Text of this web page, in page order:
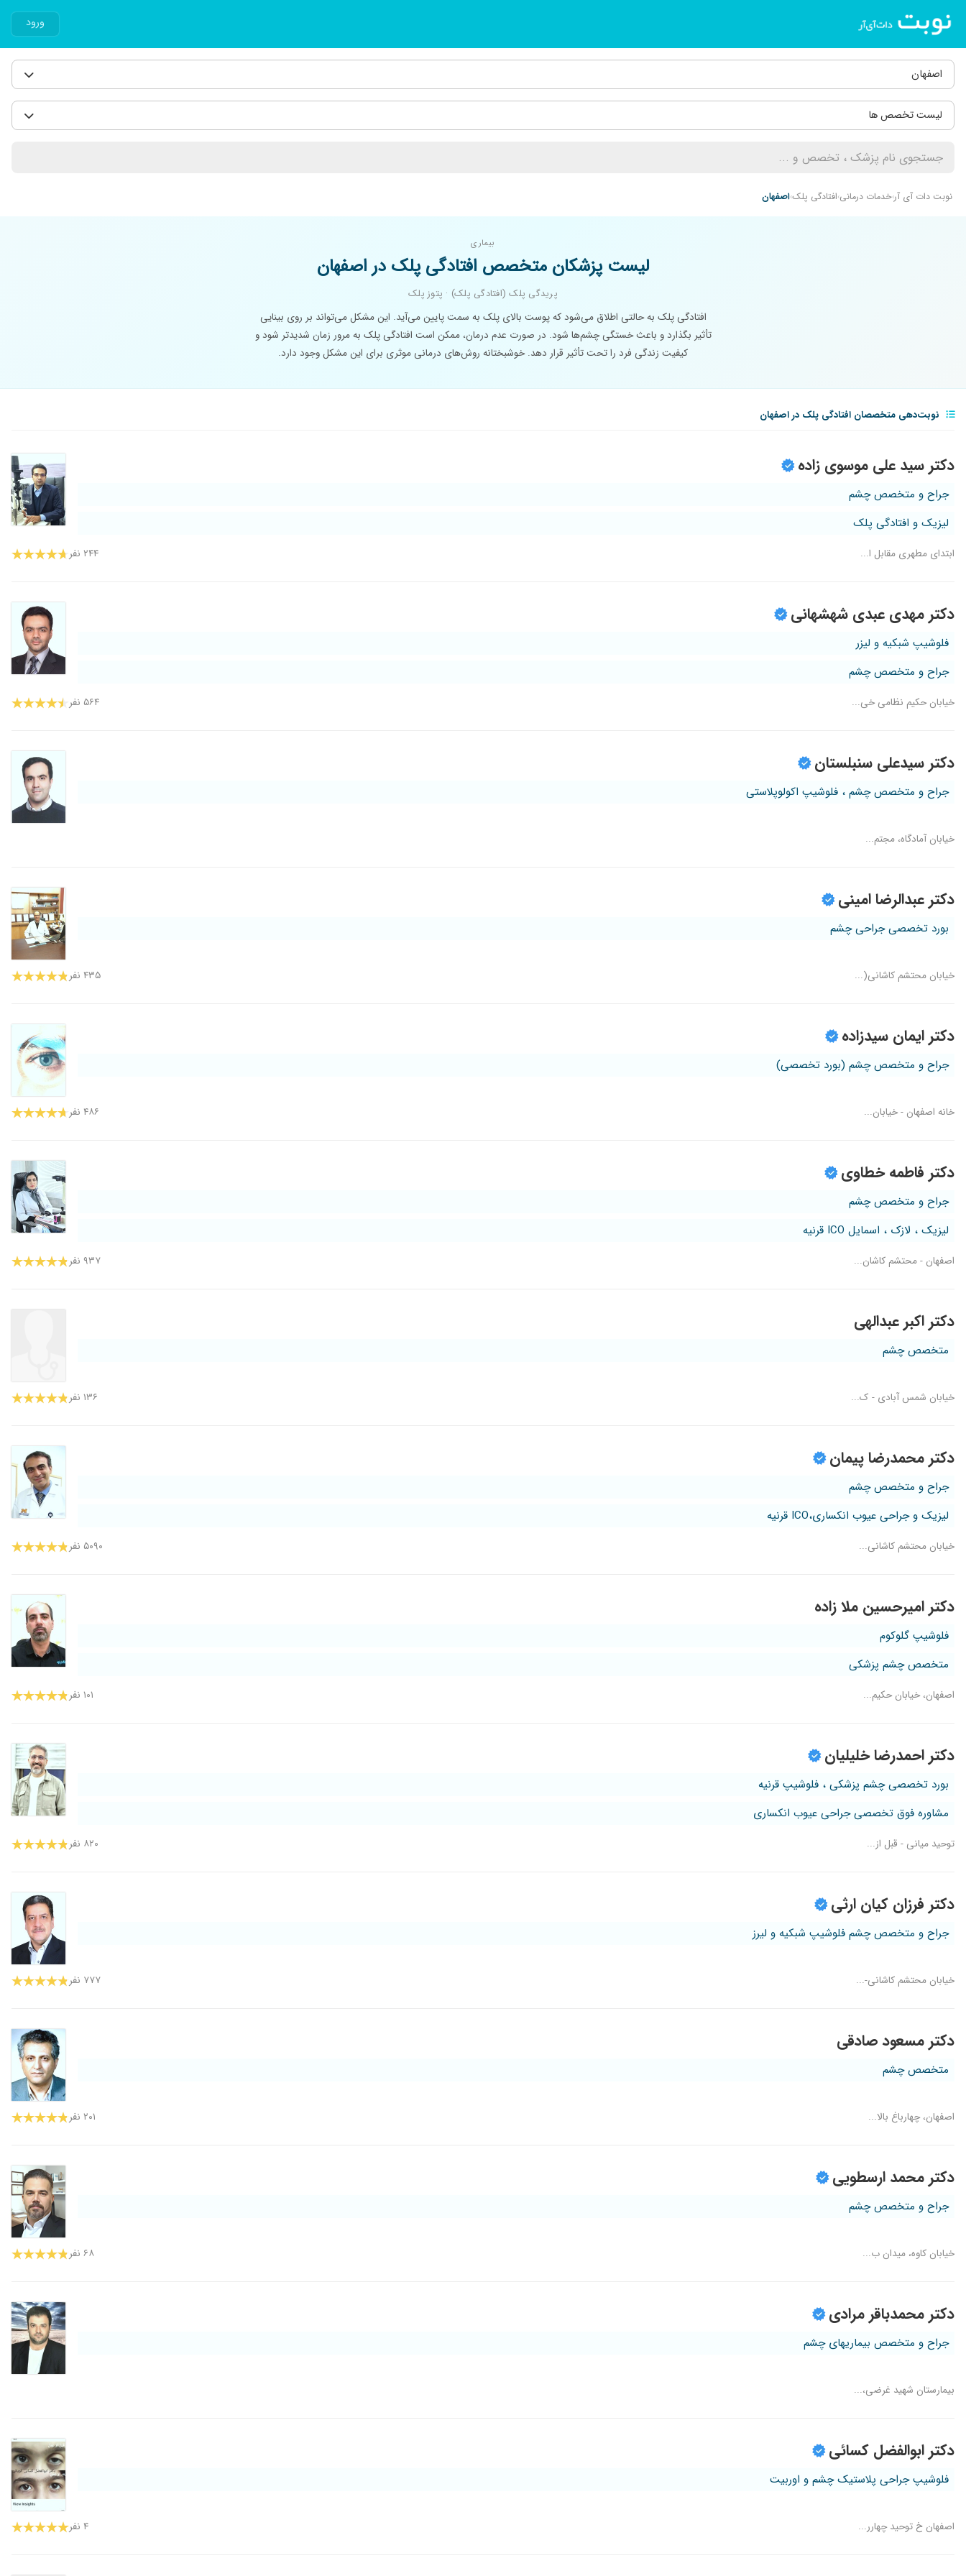
ورود
اصفهان
لیست تخصص ها
نوبت دات آی آرخدمات درمانی افتادگی پلکاصفهان
بیماری
لیست پزشکان متخصص افتادگی پلک در اصفهان
پریدگی پلک (افتادگی پلک) · پتوز پلک
افتادگی پلک به حالتی اطلاق می‌شود که پوست بالای پلک به سمت پایین می‌آید. این مشکل می‌تواند بر روی بینایی
تأثیر بگذارد و باعث خستگی چشم‌ها شود. در صورت عدم درمان، ممکن است افتادگی پلک به مرور زمان شدیدتر شود و
کیفیت زندگی فرد را تحت تأثیر قرار دهد. خوشبختانه روش‌های درمانی موثری برای این مشکل وجود دارد.
نوبت‌دهی متخصصان افتادگی پلک در اصفهان
دکتر سید علی موسوی زاده
جراح و متخصص چشم
لیزیک و افتادگی پلک
ابتدای مطهری مقابل ا... ۲۴۴ نفر
دکتر مهدی عبدی شهشهانی
فلوشیپ شبکیه و لیزر
جراح و متخصص چشم
خیابان حکیم نظامی خی... ۵۶۴ نفر
دکتر سیدعلی سنبلستان
جراح و متخصص چشم ، فلوشیپ اکولوپلاستی
خیابان آمادگاه، مجتم...
دکتر عبدالرضا امینی
بورد تخصصی جراحی چشم
خیابان محتشم کاشانی(... ۴۳۵ نفر
دکتر ایمان سیدزاده
جراح و متخصص چشم (بورد تخصصی)
خانه اصفهان - خیابان... ۴۸۶ نفر
دکتر فاطمه خطاوی
جراح و متخصص چشم
لیزیک ، لازک ، اسمایل ICO قرنیه
اصفهان - محتشم کاشان... ۹۳۷ نفر
دکتر اکبر عبدالهی
متخصص چشم
خیابان شمس آبادی - ک... ۱۳۶ نفر
دکتر محمدرضا پیمان
جراح و متخصص چشم
لیزیک و جراحی عیوب انکساری،ICO قرنیه
خیابان محتشم کاشانی... ۵۰۹۰ نفر
دکتر امیرحسین ملا زاده
فلوشیپ گلوکوم
متخصص چشم پزشکی
اصفهان، خیابان حکیم... ۱۰۱ نفر
دکتر احمدرضا خلیلیان
بورد تخصصی چشم پزشکی ، فلوشیپ قرنیه
مشاوره فوق تخصصی جراحی عیوب انکساری
توحید میانی - قبل از... ۸۲۰ نفر
دکتر فرزان کیان ارثی
جراح و متخصص چشم فلوشیپ شبکیه و لیرز
خیابان محتشم کاشانی-... ۷۷۷ نفر
دکتر مسعود صادقی
متخصص چشم
اصفهان، چهارباغ بالا... ۲۰۱ نفر
دکتر محمد ارسطویی
جراح و متخصص چشم
خیابان کاوه، میدان ب... ۶۸ نفر
دکتر محمدباقر مرادی
جراح و متخصص بیماریهای چشم
بیمارستان شهید غرضی،...
دکتر ابوالفضل کسائی
فلوشیپ جراحی پلاستیک چشم و اوربیت
اصفهان خ توحید چهارر... ۴ نفر